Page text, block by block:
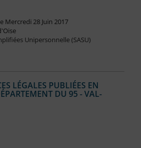
Mercredi 28 Juin 2017
Unipersonnelle (SASU)
LÉGALES PUBLIÉES EN
DU 95 - VAL-